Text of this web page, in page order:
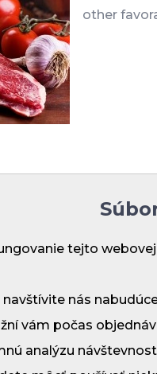
other
tejto
nás
vám počas
analýzu